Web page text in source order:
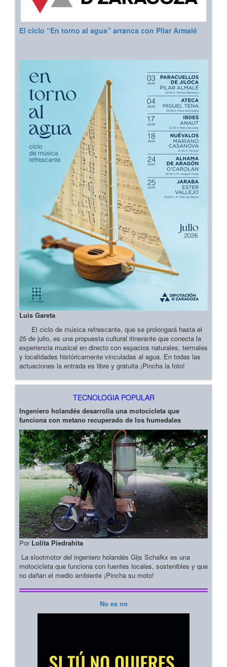
El ciclo “En torno al agua” arranca con Pilar Armalé
Luis Gareta
El ciclo de música refrescante, que se prolongará hasta el
25 de julio, es una propuesta cultural itinerante que conecta la
experiencia musical en directo con espacios naturales, termales
y localidades históricamente vinculadas al agua. En todas las
actuaciones la entrada es libre y gratuita ¡Pincha la foto!
TECNOLOGIA POPULAR
Ingeniero holandés desarrolla una motocicleta que
funciona con metano recuperado de los humedales
Por Lolita Piedrahita
La slootmotor del ingeniero holandés Gijs Schalkx es una
motocicleta que funciona con fuentes locales, sostenibles y que
no dañan el medio ambiente ¡Pincha su moto!
No es no